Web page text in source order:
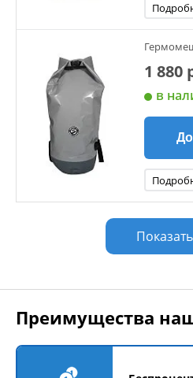
1 880
в
Преимущества